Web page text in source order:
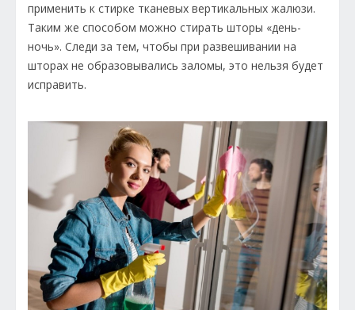
применить к стирке тканевых вертикальных жалюзи.
Таким же способом можно стирать шторы «день-
ночь». Следи за тем, чтобы при развешивании на
шторах не образовывались заломы, это нельзя будет
исправить.